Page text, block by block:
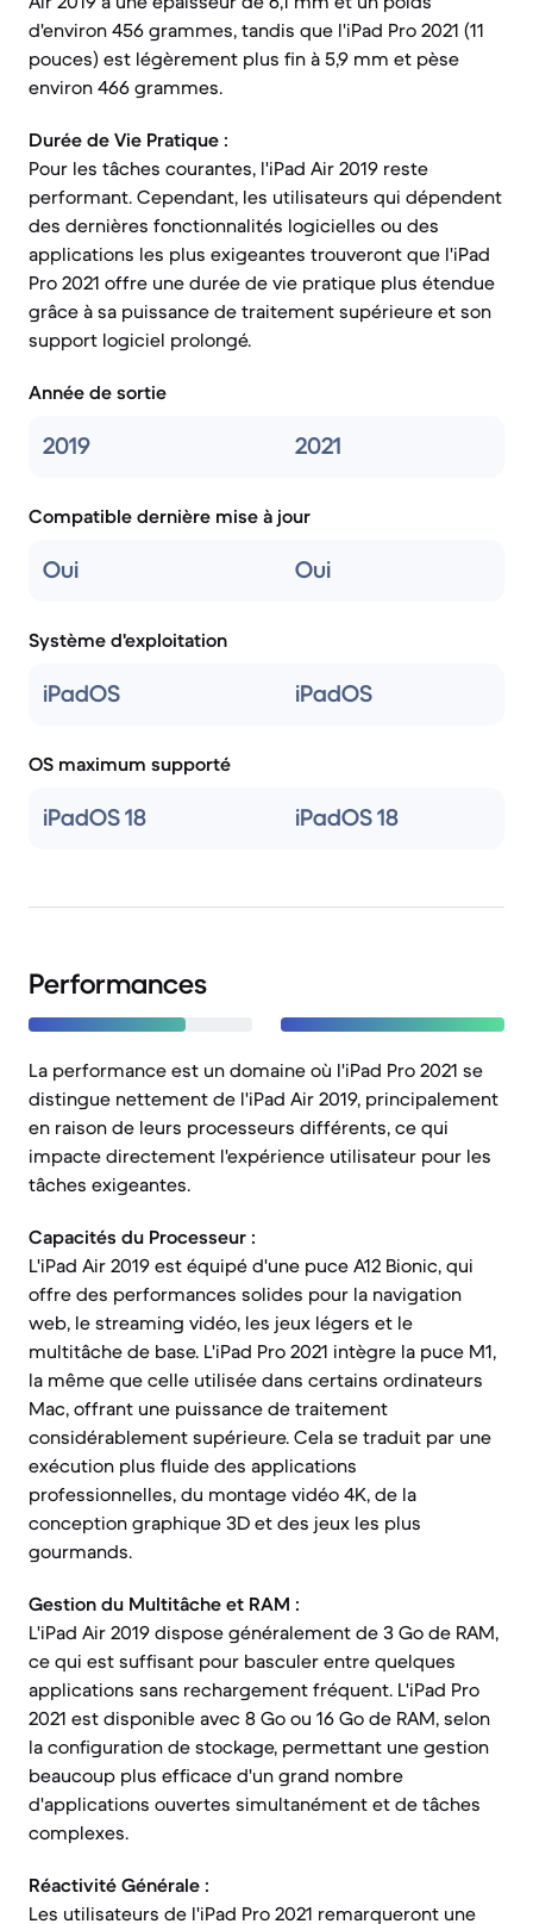
d'environ 456 grammes, tandis que l'iPad Pro 2021 (11
pouces) est légèrement plus fin à 5,9 mm et pèse
environ 466 grammes.
Durée de Vie Pratique :
Pour les tâches courantes, l'iPad Air 2019 reste
performant. Cependant, les utilisateurs qui dépendent
des dernières fonctionnalités logicielles ou des
applications les plus exigeantes trouveront que l'iPad
Pro 2021 offre une durée de vie pratique plus étendue
grâce à sa puissance de traitement supérieure et son
support logiciel prolongé.
Année de sortie
2019 2021
Compatible dernière mise à jour
Oui Oui
Système d'exploitation
iPadOS iPadOS
OS maximum supporté
iPadOS 18 iPadOS 18
Performances
La performance est un domaine où l'iPad Pro 2021 se
distingue nettement de l'iPad Air 2019, principalement
en raison de leurs processeurs différents, ce qui
impacte directement l'expérience utilisateur pour les
tâches exigeantes.
Capacités du Processeur :
L'iPad Air 2019 est équipé d'une puce A12 Bionic, qui
offre des performances solides pour la navigation
web, le streaming vidéo, les jeux légers et le
multitâche de base. L'iPad Pro 2021 intègre la puce M1,
la même que celle utilisée dans certains ordinateurs
Mac, offrant une puissance de traitement
considérablement supérieure. Cela se traduit par une
exécution plus fluide des applications
professionnelles, du montage vidéo 4K, de la
conception graphique 3D et des jeux les plus
gourmands.
Gestion du Multitâche et RAM :
L'iPad Air 2019 dispose généralement de 3 Go de RAM,
ce qui est suffisant pour basculer entre quelques
applications sans rechargement fréquent. L'iPad Pro
2021 est disponible avec 8 Go ou 16 Go de RAM, selon
la configuration de stockage, permettant une gestion
beaucoup plus efficace d'un grand nombre
d'applications ouvertes simultanément et de tâches
complexes.
Réactivité Générale :
Les utilisateurs de l'iPad Pro 2021 remarqueront une